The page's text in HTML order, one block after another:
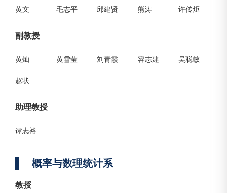
黄文 毛志平 邱建贤 熊涛 许传炬
副教授
黄灿 黄雪莹 刘青霞 容志建 吴聪敏
赵状
助理教授
谭志裕
概率与数理统计系
教授